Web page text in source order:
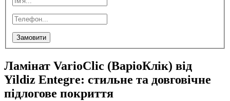
Замовити
Ламінат VarioClic (ВаріоКлік) від
Yildiz Entegre: стильне та довговічне
підлогове покриття